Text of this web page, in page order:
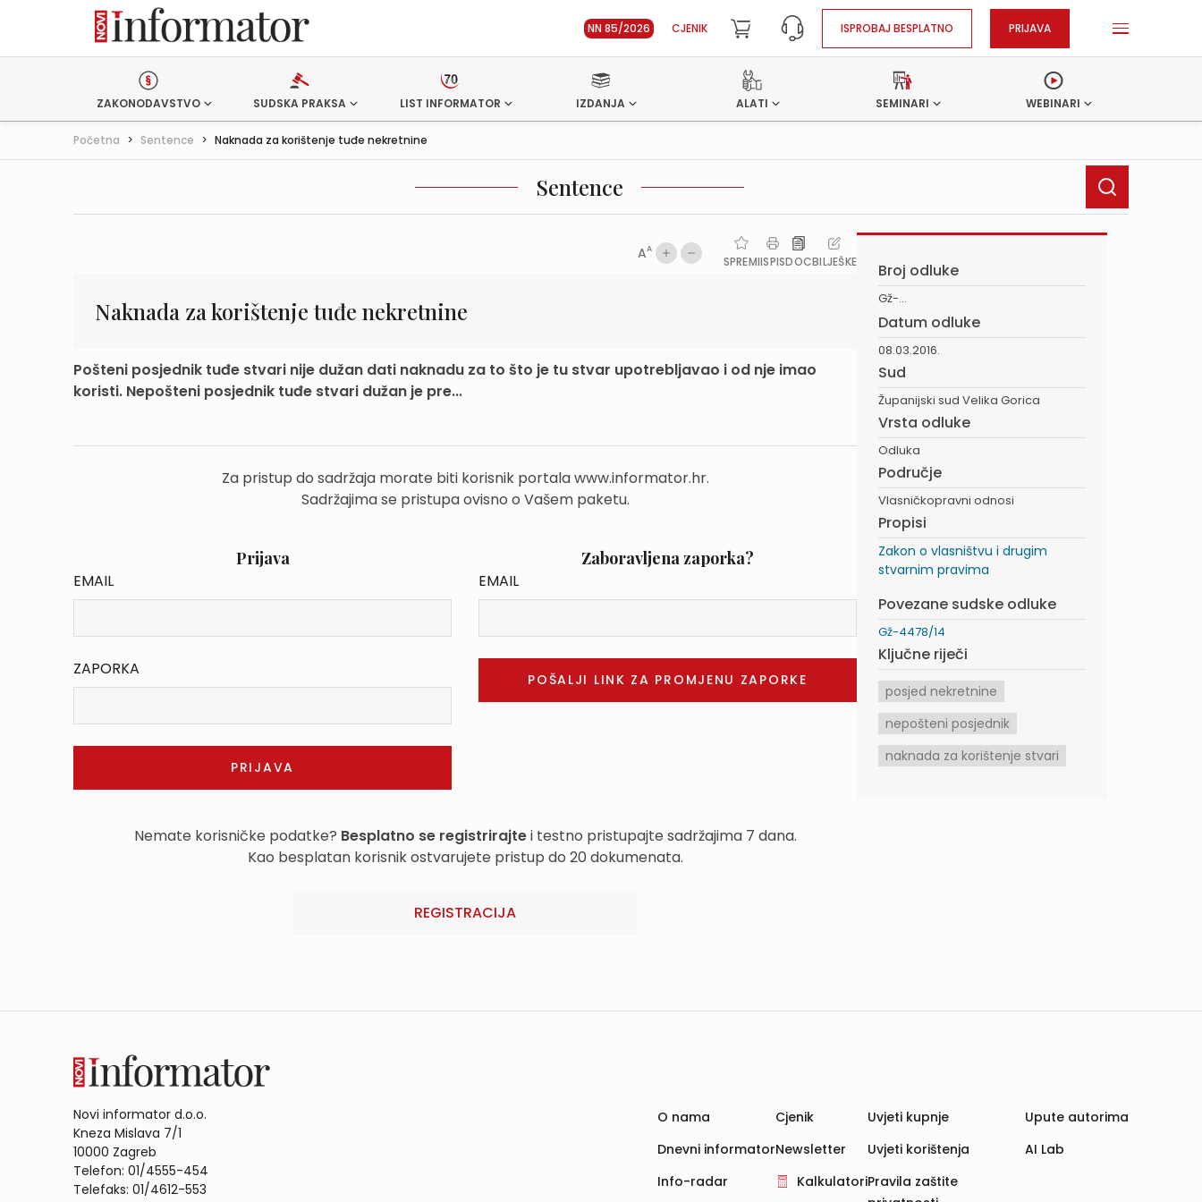
NN 85/2026 CJENIK ISPROBAJ BESPLATNO PRIJAVA
ZAKONODAVSTVO SUDSKA PRAKSA LIST INFORMATOR IZDANJA ALATI SEMINARI WEBINARI
Početna > Sentence > Naknada za korištenje tuđe nekretnine
Sentence
AA
SPREMIISPISDOCBILJEŠKE
Naknada za korištenje tuđe nekretnine
Pošteni posjednik tuđe stvari nije dužan dati naknadu za to što je tu stvar upotrebljavao i od nje imao
koristi. Nepošteni posjednik tuđe stvari dužan je pre...
Za pristup do sadržaja morate biti korisnik portala www.informator.hr.
Sadržajima se pristupa ovisno o Vašem paketu.
Prijava
EMAIL
ZAPORKA
Zaboravljena zaporka?
EMAIL
Nemate korisničke podatke? Besplatno se registrirajtei testno pristupajte sadržajima 7 dana.
Kao besplatan korisnik ostvarujete pristup do 20 dokumenata.
REGISTRACIJA
Broj odluke
Gž-...
Datum odluke
08.03.2016.
Sud
Županijski sud Velika Gorica
Vrsta odluke
Odluka
Područje
Vlasničkopravni odnosi
Propisi
Zakon o vlasništvu i drugim
stvarnim pravima
Povezane sudske odluke
Gž-4478/14
Ključne riječi
posjed nekretnine
nepošteni posjednik
naknada za korištenje stvari
Novi informator d.o.o.
Kneza Mislava 7/1
10000 Zagreb
Telefon: 01/4555-454
Telefaks: 01/4612-553
O nama
Dnevni informator
Info-radar
Cjenik
Newsletter
Kalkulatori
Uvjeti kupnje
Uvjeti korištenja
Pravila zaštite
Upute autorima
AI Lab